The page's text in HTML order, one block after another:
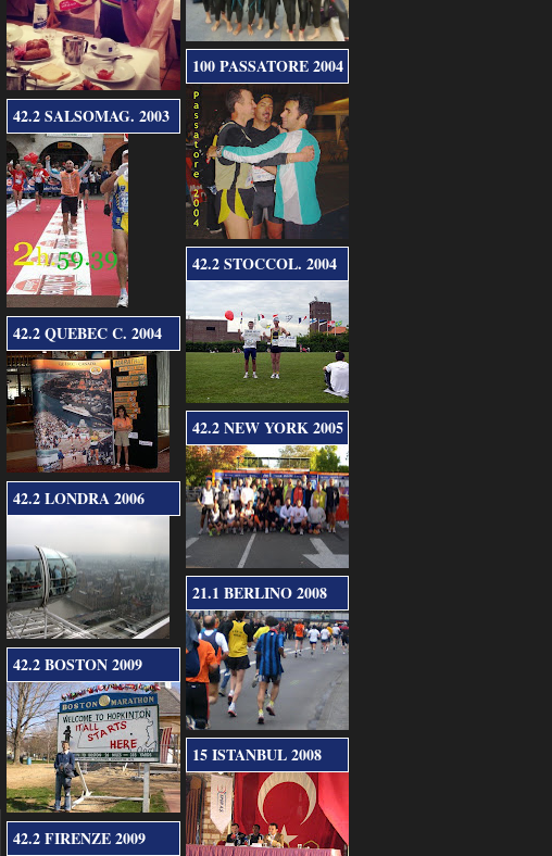
42.2 SALSOMAG. 2003
42.2 QUEBEC C. 2004
42.2 LONDRA 2006
42.2 BOSTON 2009
42.2 FIRENZE 2009
100 PASSATORE 2004
42.2 STOCCOL. 2004
42.2 NEW YORK 2005
21.1 BERLINO 2008
15 ISTANBUL 2008